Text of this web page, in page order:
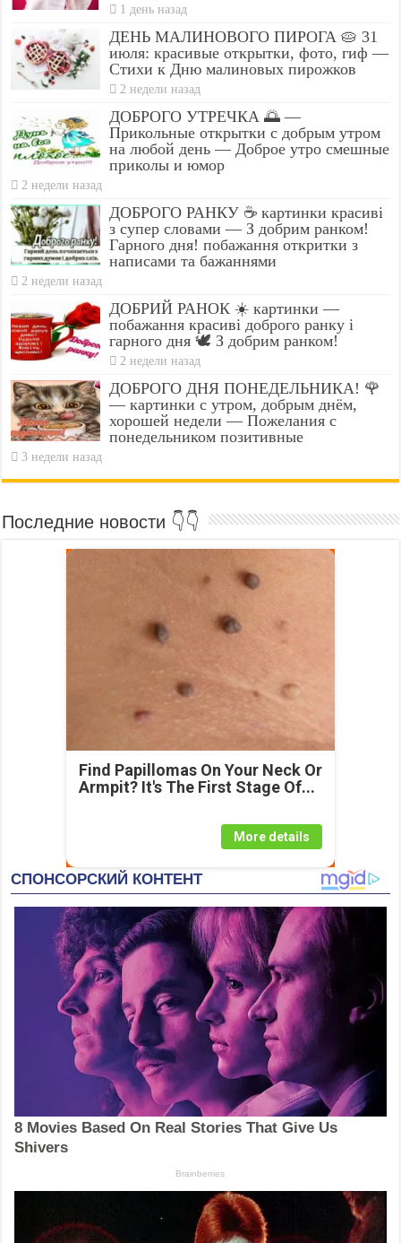
1 день назад
ДЕНЬ МАЛИНОВОГО ПИРОГА 🥧 31
июля: красивые открытки, фото, гиф —
Стихи к Дню малиновых пирожков
2 недели назад
ДОБРОГО УТРЕЧКА 🌅 —
Прикольные открытки с добрым утром
на любой день — Доброе утро смешные
приколы и юмор
2 недели назад
ДОБРОГО РАНКУ ☕ картинки красиві
з супер словами — З добрим ранком!
Гарного дня! побажання откритки з
написами та бажаннями
2 недели назад
ДОБРИЙ РАНОК ☀️ картинки —
побажання красиві доброго ранку і
гарного дня 🕊️ З добрим ранком!
2 недели назад
ДОБРОГО ДНЯ ПОНЕДЕЛЬНИКА! 🌹
— картинки с утром, добрым днём,
хорошей недели — Пожелания с
понедельником позитивные
3 недели назад
Последние новости 👇👇
Find Papillomas On Your Neck Or
Armpit? It's The First Stage Of...
More details